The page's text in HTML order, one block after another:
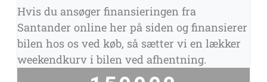
Hvis du ansøger finansieringen fra
Santander online her på siden og finansierer
bilen hos os ved køb, så sætter vi en lækker
weekendkurv i bilen ved afhentning.